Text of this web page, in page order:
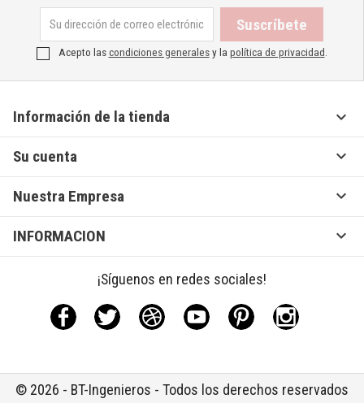
Acepto lascondiciones generalesy la política de privacidad.
Información de la tienda 
Su cuenta 
Nuestra Empresa 
INFORMACION 
¡Síguenos en redes sociales!
Facebook Twitter Rss YouTubePinterestInstagram
© 2026 - BT-Ingenieros - Todos los derechos reservados